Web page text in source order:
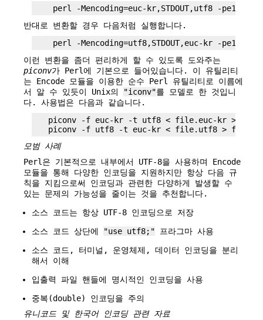
반대로 변환할 경우 다음처럼 실행합니다.
이런 변환을 좀더 편리하게 할 수 있도록 도와주는
piconv가 Perl에 기본으로 들어있습니다. 이 유틸리티
는 Encode 모듈을 이용한 순수 Perl 유틸리티로 이름에
서 알 수 있듯이 Unix의
"iconv"를 모델로 한 것입니
다. 사용법은 다음과 같습니다.
piconv -f euc-kr -t utf8 < file.euc-kr >
모범 사례
Perl은 기본적으로 내부에서 UTF-8을 사용하며 Encode
모듈을 통해 다양한 인코딩을 지원하지만 항상 다음 규
칙을 지킴으로써 인코딩과 관련한 다양하게 발생할 수
있는 문제의 가능성을 줄이는 것을 추천합니다.
소스 코드는 항상 UTF-8 인코딩으로 저장
소스 코드 상단에
"use utf8;" 프라그마 사용
소스 코드, 터미널, 운영체제, 데이터 인코딩을 분리
해서 이해
입출력 파일 핸들에 명시적인 인코딩을 사용
중복(double) 인코딩을 주의
유니코드 및 한국어 인코딩 관련 자료